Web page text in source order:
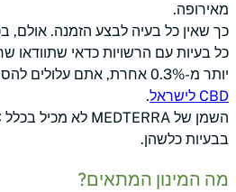
מאירופה.
כך שאין כל בעיה לבצע הזמנה. אולם,
יותר מ-0.3% אחרת, אתם עלולים להסתבך. למידע נוסף
CBD לישראל
.
בבעיות כלשהן.
מה המינון המתאים?